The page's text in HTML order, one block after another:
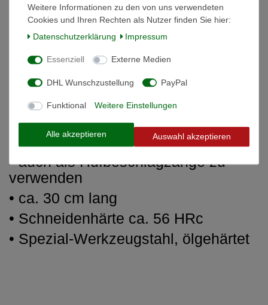
Weitere Details
Informationen zur Produktsicherheit
Hufzange orig. KNIPEX
• mit Nietstutzen
• schwarz lackiert
• auch als Hufbeschlagzange zu
verwenden
• ca. 30 cm lang
• Schneidenhärte ca. 56 HRc
• Spezial-Werkzeugstahl, ölgehärtet
Weitere Informationen zu den von uns verwendeten
Cookies und Ihren Rechten als Nutzer finden Sie hier:
Daten­schutz­erklärung
Impressum
Essenziell Externe Medien
DHL Wunschzustellung PayPal
Funktional Weitere Einstellungen
Alle akzeptieren Auswahl akzeptieren